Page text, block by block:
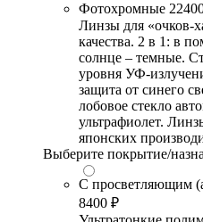
Фотохромные
Линзы для «очков-
качества. 2 в 1: в
солнце – темные.
уровня УФ-
защита от синего
лобовое стекло
ультрафиолет.
японских
Выберите покрытие/
С просветляющим
8400 ₽